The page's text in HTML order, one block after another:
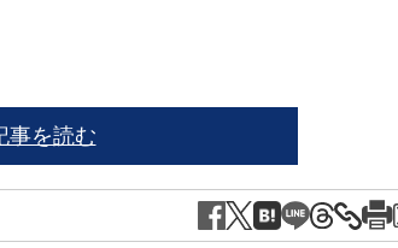
事を読む